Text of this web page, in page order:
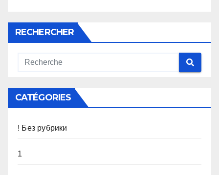
RECHERCHER
CATÉGORIES
! Без рубрики
1